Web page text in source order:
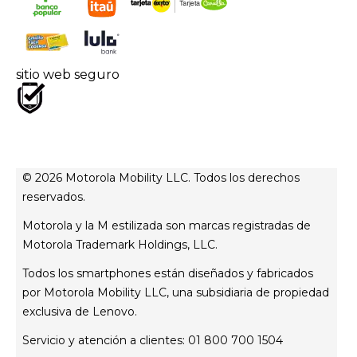
Superintendencia de industria y comercio
Estatuto del consumidor
PQRs
Controladores
sitio web seguro
© 2026 Motorola Mobility LLC. Todos los derechos
reservados.
Motorola y la M estilizada son marcas registradas de
Motorola Trademark Holdings, LLC.
Todos los smartphones están diseñados y fabricados
por Motorola Mobility LLC, una subsidiaria de propiedad
exclusiva de Lenovo.
Servicio y atención a clientes: 01 800 700 1504